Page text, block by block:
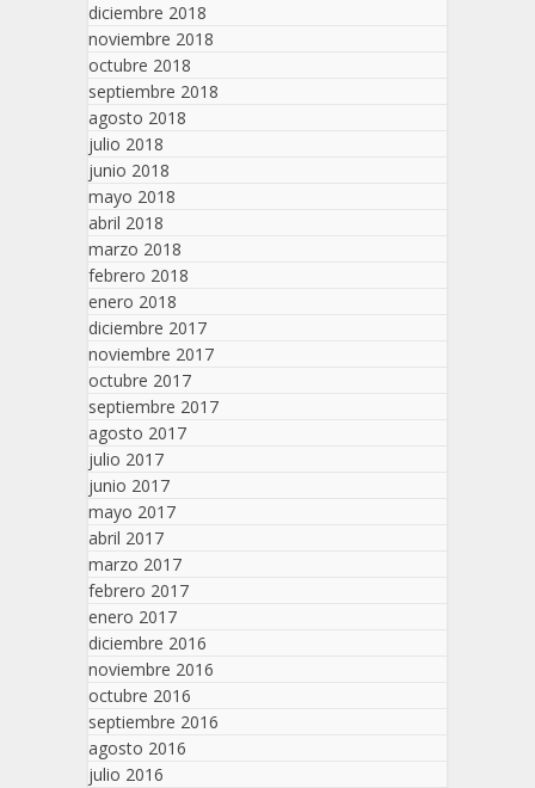
diciembre 2018
noviembre 2018
octubre 2018
septiembre 2018
agosto 2018
julio 2018
junio 2018
mayo 2018
abril 2018
marzo 2018
febrero 2018
enero 2018
diciembre 2017
noviembre 2017
octubre 2017
septiembre 2017
agosto 2017
julio 2017
junio 2017
mayo 2017
abril 2017
marzo 2017
febrero 2017
enero 2017
diciembre 2016
noviembre 2016
octubre 2016
septiembre 2016
agosto 2016
julio 2016